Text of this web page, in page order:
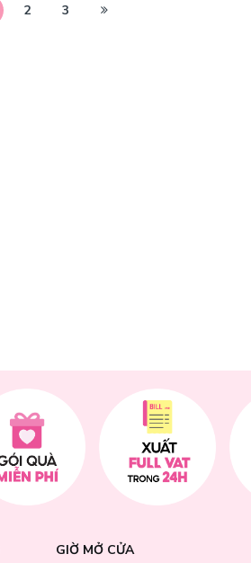
2 3
GIỜ MỞ CỬA